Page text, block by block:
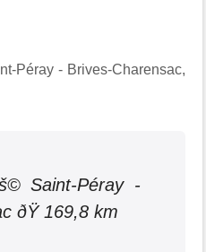
Péray - Brives-Charensac,
Saint-Péray -
ðŸ 169,8 km